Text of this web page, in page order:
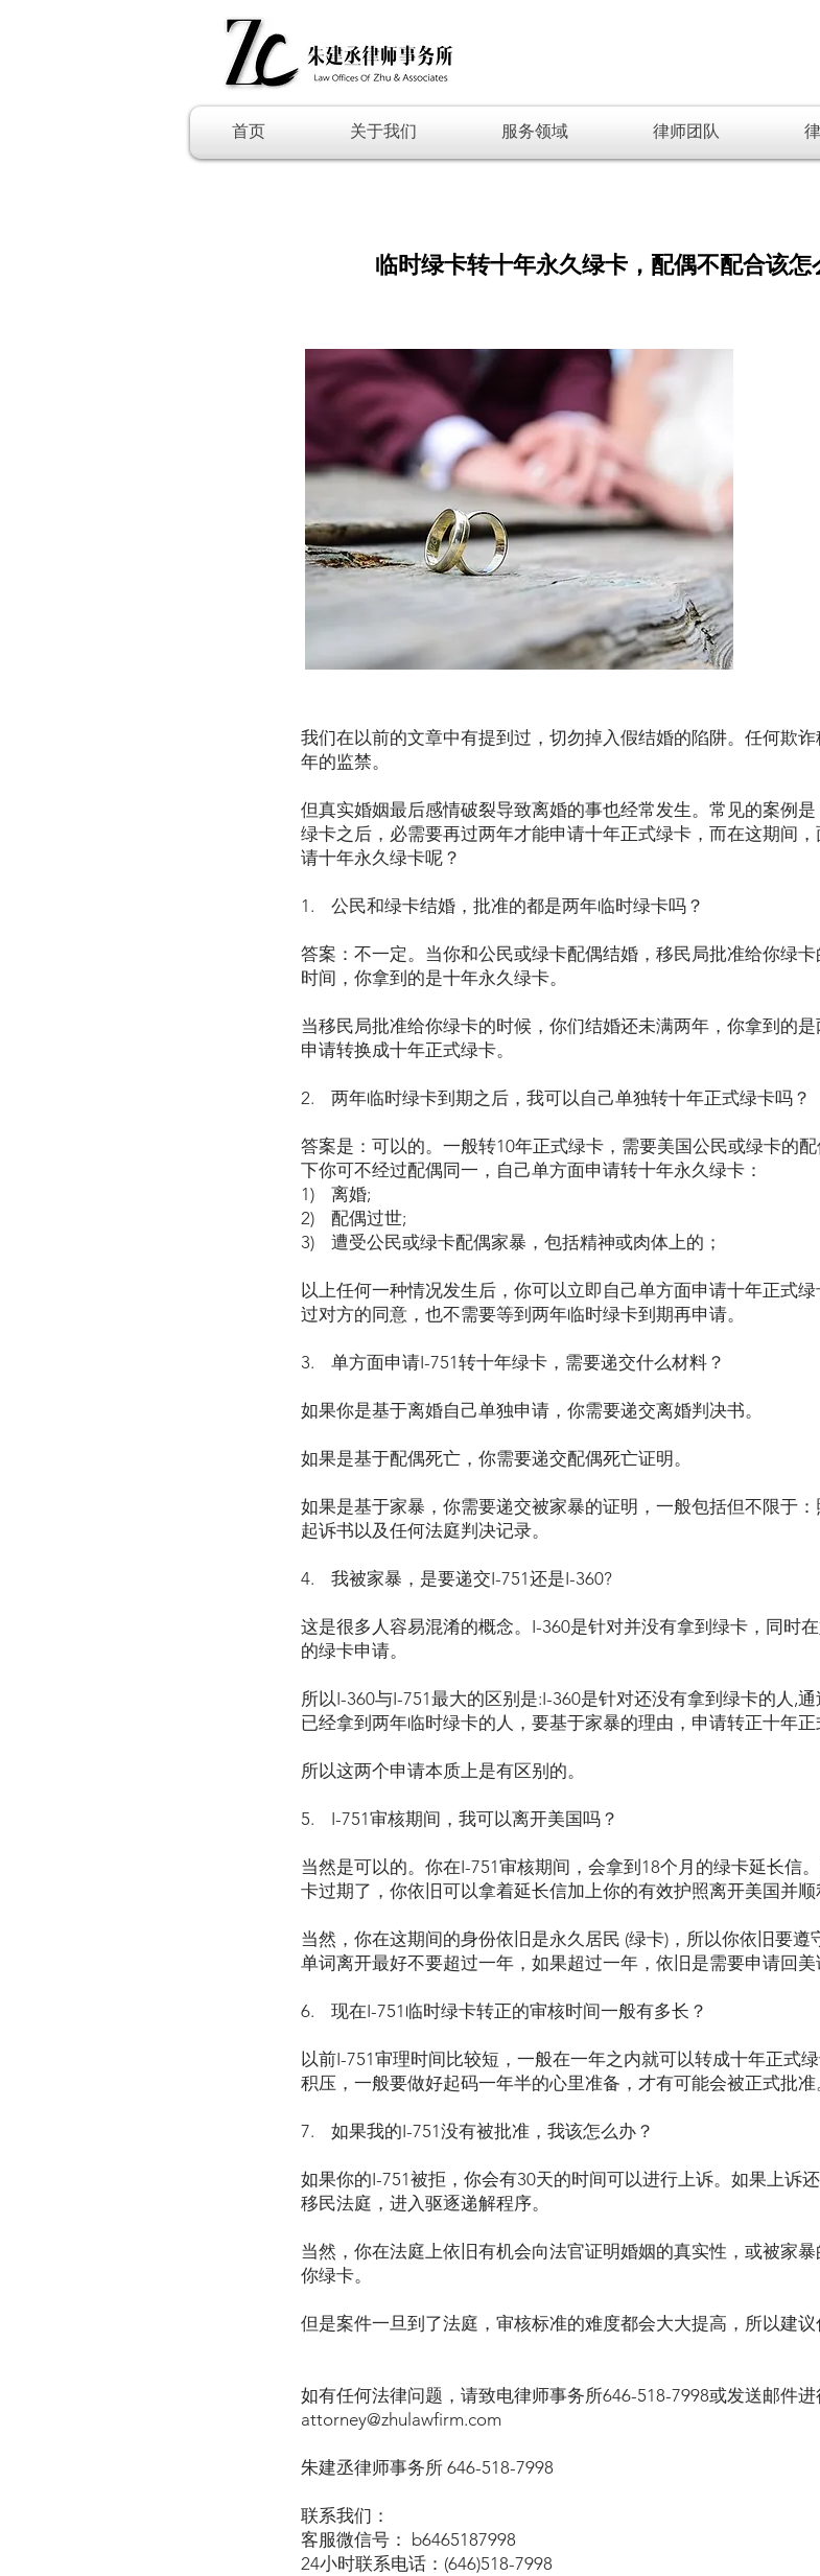
首页 关于我们 服务领域 律师团队
临时绿卡转十年永久绿卡，配偶不配合该怎
我们在以前的文章中有提到过，切勿掉入假结婚的陷阱。任何欺
年的监禁。
但真实婚姻最后感情破裂导致离婚的事也经常发生。常见的案例
绿卡之后，必需要再过两年才能申请十年正式绿卡，而在这期间
请十年永久绿卡呢？
1. 公民和绿卡结婚，批准的都是两年临时绿卡吗？
答案：不一定。当你和公民或绿卡配偶结婚，移民局批准给你绿
时间，你拿到的是十年永久绿卡。
当移民局批准给你绿卡的时候，你们结婚还未满两年，你拿到的
申请转换成十年正式绿卡。
2. 两年临时绿卡到期之后，我可以自己单独转十年正式绿卡吗？
答案是：可以的。一般转10年正式绿卡，需要美国公民或绿卡的
下你可不经过配偶同一，自己单方面申请转十年永久绿卡：
1) 离婚;
2) 配偶过世;
3) 遭受公民或绿卡配偶家暴，包括精神或肉体上的；
以上任何一种情况发生后，你可以立即自己单方面申请十年正式
过对方的同意，也不需要等到两年临时绿卡到期再申请。
3. 单方面申请I-751转十年绿卡，需要递交什么材料？
如果你是基于离婚自己单独申请，你需要递交离婚判决书。
如果是基于配偶死亡，你需要递交配偶死亡证明。
如果是基于家暴，你需要递交被家暴的证明，一般包括但不限于：
起诉书以及任何法庭判决记录。
4. 我被家暴，是要递交I-751还是I-360?
这是很多人容易混淆的概念。I-360是针对并没有拿到绿卡，同时
的绿卡申请。
所以I-360与I-751最大的区别是:I-360是针对还没有拿到绿卡的人,
已经拿到两年临时绿卡的人，要基于家暴的理由，申请转正十年正
所以这两个申请本质上是有区别的。
5. I-751审核期间，我可以离开美国吗？
当然是可以的。你在I-751审核期间，会拿到18个月的绿卡延长信
卡过期了，你依旧可以拿着延长信加上你的有效护照离开美国并顺
当然，你在这期间的身份依旧是永久居民 (绿卡)，所以你依旧要遵
单词离开最好不要超过一年，如果超过一年，依旧是需要申请回美
6. 现在I-751临时绿卡转正的审核时间一般有多长？
以前I-751审理时间比较短，一般在一年之内就可以转成十年正式
积压，一般要做好起码一年半的心里准备，才有可能会被正式批准
7. 如果我的I-751没有被批准，我该怎么办？
如果你的I-751被拒，你会有30天的时间可以进行上诉。如果上诉
移民法庭，进入驱逐递解程序。
当然，你在法庭上依旧有机会向法官证明婚姻的真实性，或被家
你绿卡。
但是案件一旦到了法庭，审核标准的难度都会大大提高，所以建议
如有任何法律问题，请致电律师事务所646-518-7998或发送邮件
attorney@zhulawfirm.com
朱建丞律师事务所 646-518-7998
联系我们：
客服微信号： b6465187998
24小时联系电话：(646)518-7998